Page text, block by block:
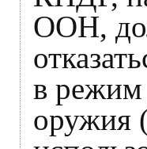
ООН,
в режим
оружия